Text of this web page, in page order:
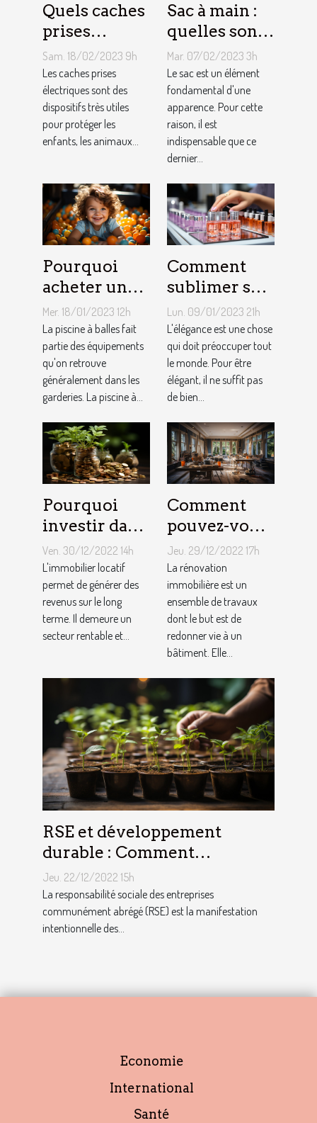
Quels caches
prises
électriques
choisir ?
Sam. 18/02/2023 9h
Les caches prises
électriques sont des
dispositifs très utiles
pour protéger les
enfants, les animaux...
Sac à main :
quelles sont
les astuces
pour faire un
choix
approprié ?
Mar. 07/02/2023 3h
Le sac est un élément
fondamental d'une
apparence. Pour cette
raison, il est
indispensable que ce
dernier...
Pourquoi
acheter une
piscine à
balles à son
bébé ?
Mer. 18/01/2023 12h
La piscine à balles fait
partie des équipements
qu'on retrouve
généralement dans les
garderies. La piscine à...
Comment
sublimer ses
ongles ?
Lun. 09/01/2023 21h
L'élégance est une chose
qui doit préoccuper tout
le monde. Pour être
élégant, il ne suffit pas
de bien...
Pourquoi
investir dans
l'immobilier
?
Ven. 30/12/2022 14h
L'immobilier locatif
permet de générer des
revenus sur le long
terme. Il demeure un
secteur rentable et...
Comment
pouvez-vous
faire une
rénovation
immobilière
?
Jeu. 29/12/2022 17h
La rénovation
immobilière est un
ensemble de travaux
dont le but est de
redonner vie à un
bâtiment. Elle...
RSE et développement
durable : Comment
décrocher vite un emploi
avec ce profil ?
Jeu. 22/12/2022 15h
La responsabilité sociale des entreprises
communément abrégé (RSE) est la manifestation
intentionnelle des...
Economie
International
Santé